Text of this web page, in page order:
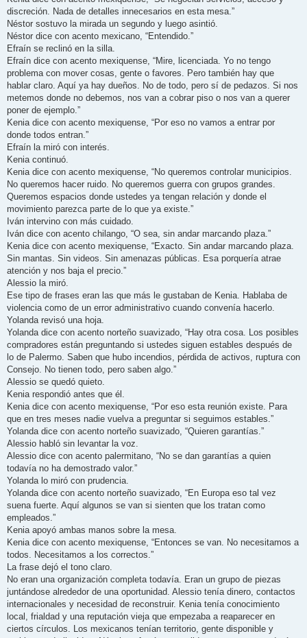
discreción. Nada de detalles innecesarios en esta mesa.”
Néstor sostuvo la mirada un segundo y luego asintió.
Néstor dice con acento mexicano, “Entendido.”
Efraín se reclinó en la silla.
Efraín dice con acento mexiquense, “Mire, licenciada. Yo no tengo
problema con mover cosas, gente o favores. Pero también hay que
hablar claro. Aquí ya hay dueños. No de todo, pero sí de pedazos. Si nos
metemos donde no debemos, nos van a cobrar piso o nos van a querer
poner de ejemplo.”
Kenia dice con acento mexiquense, “Por eso no vamos a entrar por
donde todos entran.”
Efraín la miró con interés.
Kenia continuó.
Kenia dice con acento mexiquense, “No queremos controlar municipios.
No queremos hacer ruido. No queremos guerra con grupos grandes.
Queremos espacios donde ustedes ya tengan relación y donde el
movimiento parezca parte de lo que ya existe.”
Iván intervino con más cuidado.
Iván dice con acento chilango, “O sea, sin andar marcando plaza.”
Kenia dice con acento mexiquense, “Exacto. Sin andar marcando plaza.
Sin mantas. Sin videos. Sin amenazas públicas. Esa porquería atrae
atención y nos baja el precio.”
Alessio la miró.
Ese tipo de frases eran las que más le gustaban de Kenia. Hablaba de
violencia como de un error administrativo cuando convenía hacerlo.
Yolanda revisó una hoja.
Yolanda dice con acento norteño suavizado, “Hay otra cosa. Los posibles
compradores están preguntando si ustedes siguen estables después de
lo de Palermo. Saben que hubo incendios, pérdida de activos, ruptura con
Consejo. No tienen todo, pero saben algo.”
Alessio se quedó quieto.
Kenia respondió antes que él.
Kenia dice con acento mexiquense, “Por eso esta reunión existe. Para
que en tres meses nadie vuelva a preguntar si seguimos estables.”
Yolanda dice con acento norteño suavizado, “Quieren garantías.”
Alessio habló sin levantar la voz.
Alessio dice con acento palermitano, “No se dan garantías a quien
todavía no ha demostrado valor.”
Yolanda lo miró con prudencia.
Yolanda dice con acento norteño suavizado, “En Europa eso tal vez
suena fuerte. Aquí algunos se van si sienten que los tratan como
empleados.”
Kenia apoyó ambas manos sobre la mesa.
Kenia dice con acento mexiquense, “Entonces se van. No necesitamos a
todos. Necesitamos a los correctos.”
La frase dejó el tono claro.
No eran una organización completa todavía. Eran un grupo de piezas
juntándose alrededor de una oportunidad. Alessio tenía dinero, contactos
internacionales y necesidad de reconstruir. Kenia tenía conocimiento
local, frialdad y una reputación vieja que empezaba a reaparecer en
ciertos círculos. Los mexicanos tenían territorio, gente disponible y